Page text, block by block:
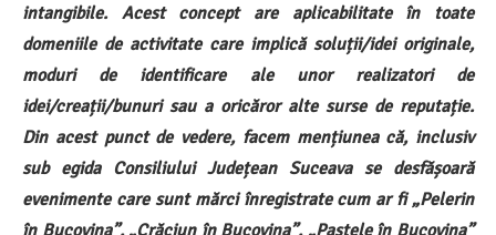
intangibile. Acest concept are aplicabilitate în toate
domeniile de activitate care implică soluții/idei originale,
moduri de identificare ale unor realizatori de
idei/creații/bunuri sau a oricăror alte surse de reputație.
Din acest punct de vedere, facem mențiunea că, inclusiv
sub egida Consiliului Județean Suceava se desfășoară
evenimente care sunt mărci înregistrate cum ar fi „Pelerin
în Bucovina”, „Crăciun în Bucovina”, „Paștele în Bucovina”